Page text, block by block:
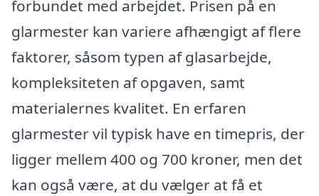
forbundet med arbejdet. Prisen på en
glarmester kan variere afhængigt af flere
faktorer, såsom typen af glasarbejde,
kompleksiteten af opgaven, samt
materialernes kvalitet. En erfaren
glarmester vil typisk have en timepris, der
ligger mellem 400 og 700 kroner, men det
kan også være, at du vælger at få et